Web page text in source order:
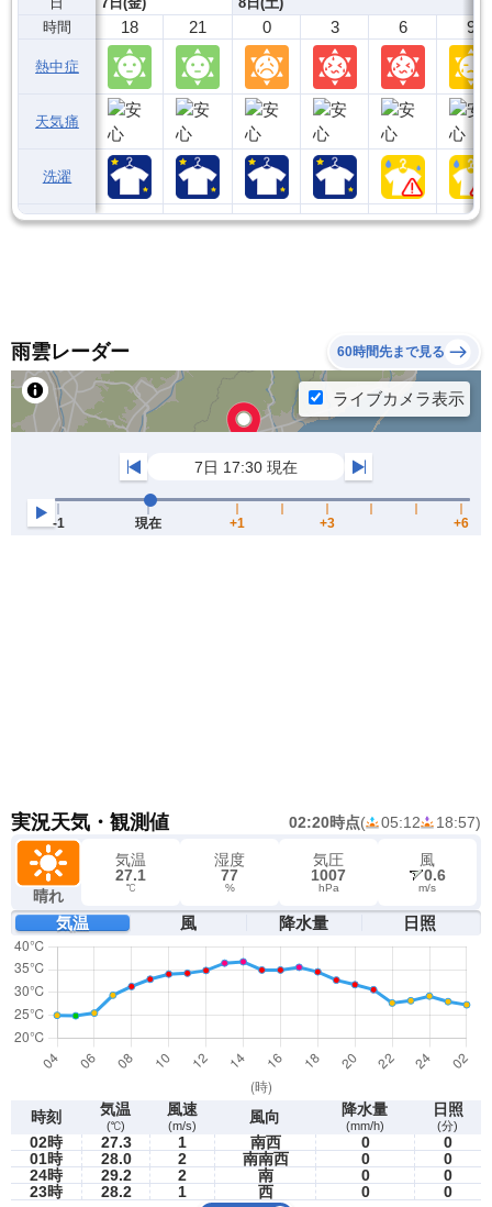
時間
熱中症
天気痛
洗濯
18 21 0 3 6 9
雨雲レーダー 60時間先まで見る
実況天気・観測値 02:20時点( 05:12 18:57)
晴れ
気温
27.1
℃
湿度
77
%
気圧
1007
hPa
風
0.6
m/s
気温 風 降水量 日照
時刻 気温
(℃)
風速
(m/s) 風向 降水量
(mm/h)
日照
(分)
02時 27.3 1 南西 0
0
01時
28.0 2 南南西 0
0
24時
29.2 2 南 0
0
23時
28.2 1 西 0 0